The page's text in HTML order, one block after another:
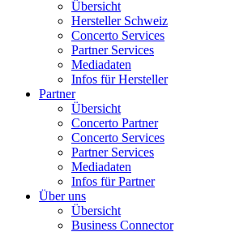
Übersicht
Hersteller Schweiz
Concerto Services
Partner Services
Mediadaten
Infos für Hersteller
Partner
Übersicht
Concerto Partner
Concerto Services
Partner Services
Mediadaten
Infos für Partner
Über uns
Übersicht
Business Connector